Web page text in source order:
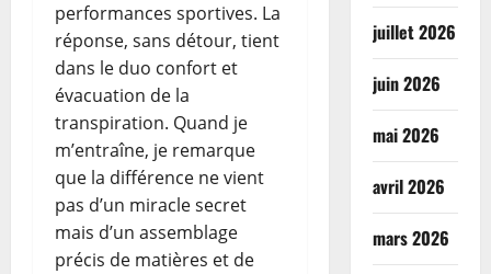
performances sportives. La
réponse, sans détour, tient
dans le duo confort et
évacuation de la
transpiration. Quand je
m’entraîne, je remarque
que la différence ne vient
pas d’un miracle secret
mais d’un assemblage
précis de matières et de
juillet 2026
juin 2026
mai 2026
avril 2026
mars 2026